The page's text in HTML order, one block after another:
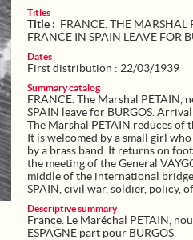
Titles
Title : FRANCE. THE MARSHAL
FRANCE IN SPAIN LEAVE FOR
Dates
First distribution : 22/03/1939
Summary catalog
FRANCE. The Marshal PETAIN,
SPAIN leave for BURGOS.
The Marshal PETAIN reduces of
It is welcomed by a small girl
by a brass band. It returns on
the meeting of the General
middle of the international
SPAIN, civil war, soldier, policy,
Descriptive summary
France. Le Maréchal PETAIN,
ESPAGNE part pour BURGOS.